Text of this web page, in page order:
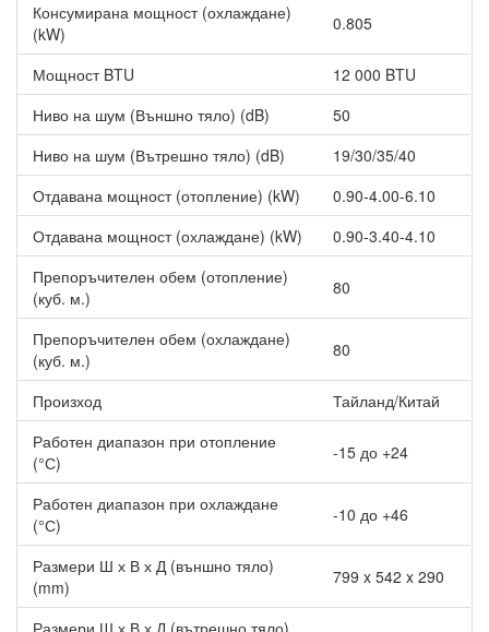
Консумирана мощност (охлаждане)
(kW)
0.805
Мощност BTU
12 000 BTU
Ниво на шум (Външно тяло) (dB)
50
Ниво на шум (Вътрешно тяло) (dB)
19/30/35/40
Отдавана мощност (отопление) (kW)
0.90-4.00-6.10
Отдавана мощност (охлаждане) (kW)
0.90-3.40-4.10
Препоръчителен обем (отопление)
(куб. м.)
80
Препоръчителен обем (охлаждане)
(куб. м.)
80
Произход
Тайланд/Китай
Работен диапазон при отопление
(°С)
-15 до +24
Работен диапазон при охлаждане
(°С)
-10 до +46
Размери Ш х В х Д (външно тяло)
(mm)
799 x 542 x 290
Размери Ш х В х Д (вътрешно тяло)